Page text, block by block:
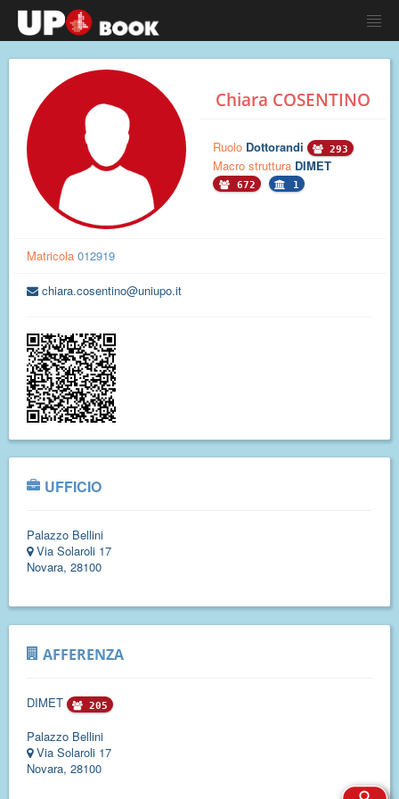
Chiara COSENTINO
Ruolo Dottorandi 293
Macro struttura DIMET
672 1
Matricola 012919
chiara.cosentino@uniupo.it
UFFICIO
Palazzo Bellini
Via Solaroli 17
Novara, 28100
AFFERENZA
DIMET 205
Palazzo Bellini
Via Solaroli 17
Novara, 28100